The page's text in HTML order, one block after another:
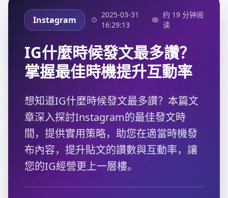
Instagram
2025-03-31
16:29:13
约 19 分钟阅
读
IG什麼時候發文最多讚？
掌握最佳時機提升互動率
想知道IG什麼時候發文最多讚？​本篇文
章深入探討Instagram的最佳發文時
間，提供實用策略，助您在適當時機發
布內容，提升貼文的讚數與互動率，讓
您的IG經營更上一層樓。